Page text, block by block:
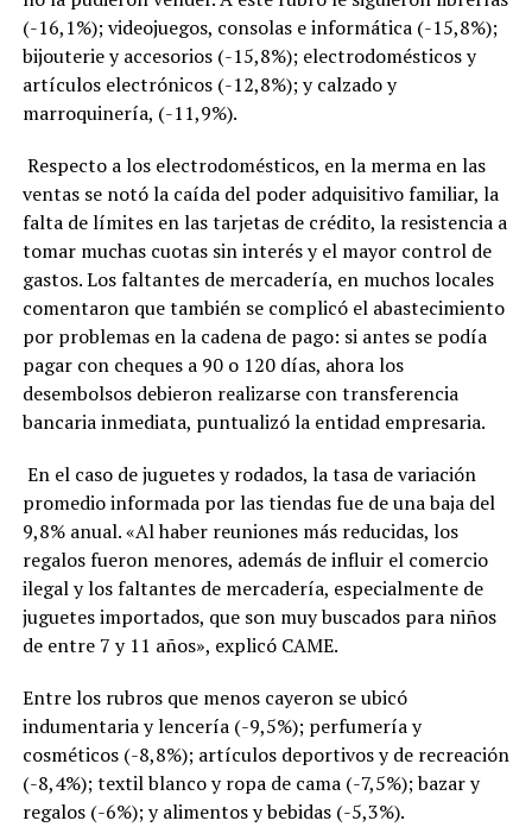
(-16,1%); videojuegos, consolas e informática (-15,8%);
bijouterie y accesorios (-15,8%); electrodomésticos y
artículos electrónicos (-12,8%); y calzado y
marroquinería, (-11,9%).
Respecto a los electrodomésticos, en la merma en las
ventas se notó la caída del poder adquisitivo familiar, la
falta de límites en las tarjetas de crédito, la resistencia a
tomar muchas cuotas sin interés y el mayor control de
gastos. Los faltantes de mercadería, en muchos locales
comentaron que también se complicó el abastecimiento
por problemas en la cadena de pago: si antes se podía
pagar con cheques a 90 o 120 días, ahora los
desembolsos debieron realizarse con transferencia
bancaria inmediata, puntualizó la entidad empresaria.
En el caso de juguetes y rodados, la tasa de variación
promedio informada por las tiendas fue de una baja del
9,8% anual. «Al haber reuniones más reducidas, los
regalos fueron menores, además de influir el comercio
ilegal y los faltantes de mercadería, especialmente de
juguetes importados, que son muy buscados para niños
de entre 7 y 11 años», explicó CAME.
Entre los rubros que menos cayeron se ubicó
indumentaria y lencería (-9,5%); perfumería y
cosméticos (-8,8%); artículos deportivos y de recreación
(-8,4%); textil blanco y ropa de cama (-7,5%); bazar y
regalos (-6%); y alimentos y bebidas (-5,3%).